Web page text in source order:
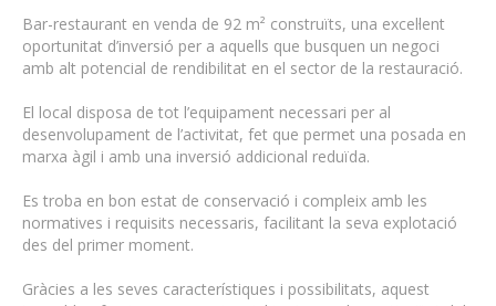
Bar-restaurant en venda de 92 m² construïts, una excel·lent
oportunitat d’inversió per a aquells que busquen un negoci
amb alt potencial de rendibilitat en el sector de la restauració.
El local disposa de tot l’equipament necessari per al
desenvolupament de l’activitat, fet que permet una posada en
marxa àgil i amb una inversió addicional reduïda.
Es troba en bon estat de conservació i compleix amb les
normatives i requisits necessaris, facilitant la seva explotació
des del primer moment.
Gràcies a les seves característiques i possibilitats, aquest